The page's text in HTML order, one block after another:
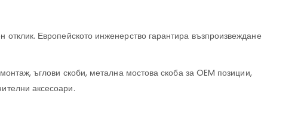
Европейското инженерство гарантира възпроизвеждане
ъглови скоби, метална мостова скоба за OEM позиции,
аксесоари.